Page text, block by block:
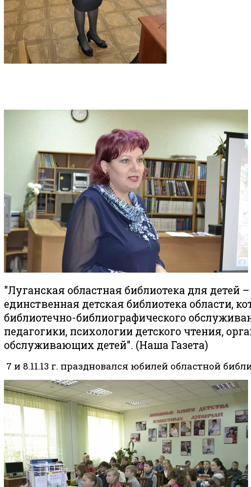
"Луганская областная библиотека для детей
единственная детская библиотека области,
библиотечно-библиографического
педагогики, психологии детского чтения,
обслуживающих детей". (Наша Газета)
7 и 8.11.13 г. праздновался юбилей областной